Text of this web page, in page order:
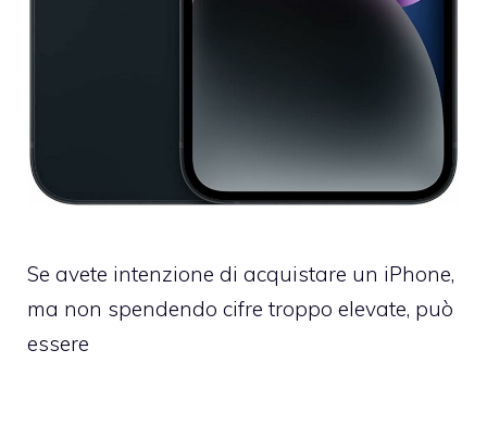
Se avete intenzione di acquistare un iPhone,
ma non spendendo cifre troppo elevate, può
essere